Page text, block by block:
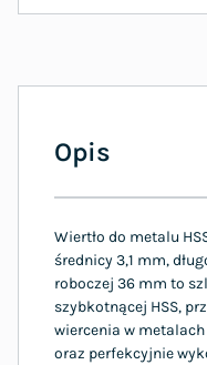
Opis
Wiertło do metalu
średnicy 3,1 mm,
roboczej 36 mm to
szybkotnącej HSS,
wiercenia w
oraz perfekcyjnie